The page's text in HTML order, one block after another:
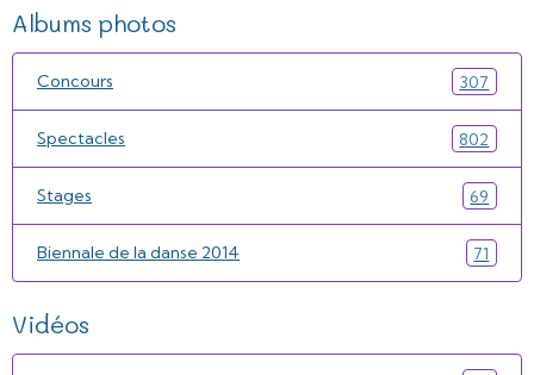
Albums photos
Concours 307
Spectacles 802
Stages 69
Biennale de la danse 2014 71
Vidéos